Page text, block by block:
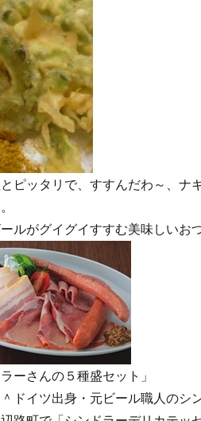
ピッタリで、すすんだわ～、ナ
ルがグイグイすすむ美味しいお
ラーさんの５種盛セット」
ドイツ出身・元ビール職人のシ